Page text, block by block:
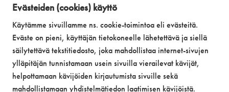
Evästeiden (cookies) käyttö
Käytämme sivuillamme ns. cookie-toimintoa eli evästeitä.
Eväste on pieni, käyttäjän tietokoneelle lähetettävä ja siellä
säilytettävä tekstitiedosto, joka mahdollistaa internet-sivujen
ylläpitäjän tunnistamaan usein sivuilla vierailevat kävijät,
helpottamaan kävijöiden kirjautumista sivuille sekä
mahdollistamaan yhdistelmätiedon laatimisen kävijöistä.